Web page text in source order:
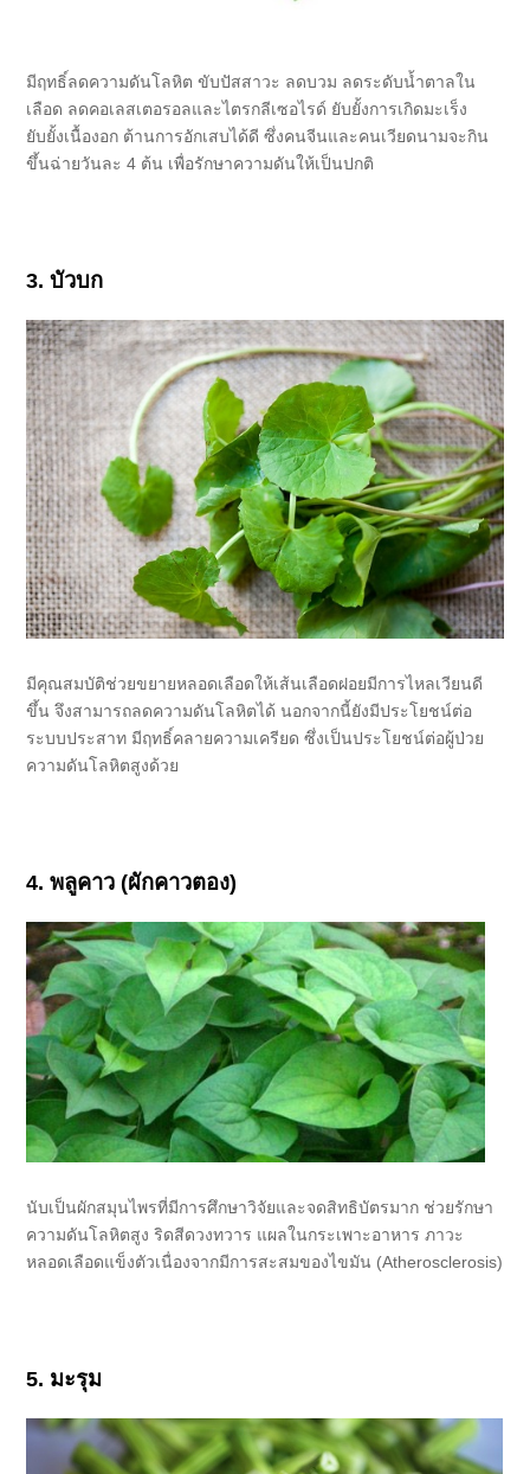
มีฤทธิ์ลดความดันโลหิต ขับปัสสาวะ ลดบวม ลดระดับน้ำตาลใน
เลือด ลดคอเลสเตอรอลและไตรกลีเซอไรด์ ยับยั้งการเกิดมะเร็ง
ยับยั้งเนื้องอก ต้านการอักเสบได้ดี ซึ่งคนจีนและคนเวียดนามจะกิน
ขึ้นฉ่ายวันละ 4 ต้น เพื่อรักษาความดันให้เป็นปกติ
3. บัวบก
มีคุณสมบัติช่วยขยายหลอดเลือดให้เส้นเลือดฝอยมีการไหลเวียนดี
ขึ้น จึงสามารถลดความดันโลหิตได้ นอกจากนี้ยังมีประโยชน์ต่อ
ระบบประสาท มีฤทธิ์คลายความเครียด ซึ่งเป็นประโยชน์ต่อผู้ป่วย
ความดันโลหิตสูงด้วย
4. พลูคาว (ผักคาวตอง)
นับเป็นผักสมุนไพรที่มีการศึกษาวิจัยและจดสิทธิบัตรมาก ช่วยรักษา
ความดันโลหิตสูง ริดสีดวงทวาร แผลในกระเพาะอาหาร ภาวะ
หลอดเลือดแข็งตัวเนื่องจากมีการสะสมของไขมัน (Atherosclerosis)
5. มะรุม